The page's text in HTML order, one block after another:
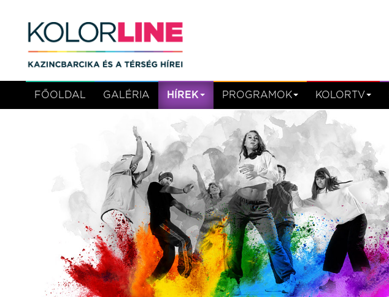
FŐOLDAL GALÉRIA HÍREK PROGRAMOK KOLORTV